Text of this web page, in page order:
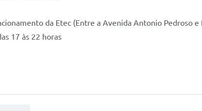
da Etec (Entre a Avenida Antonio Pedroso e
17 às 22 horas